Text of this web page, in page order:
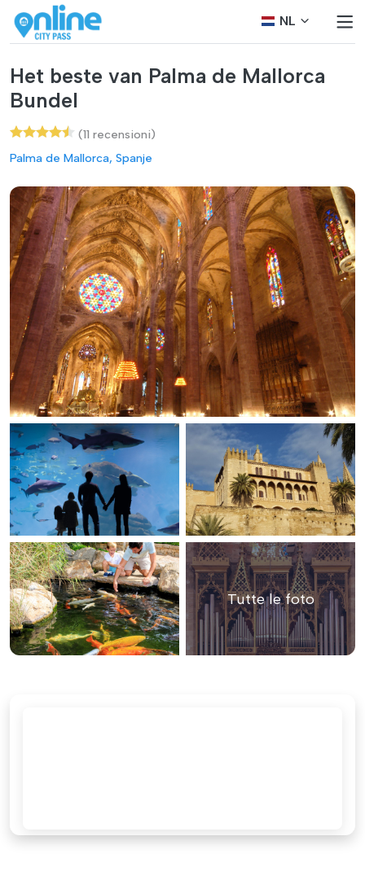
NL
Het beste van Palma de Mallorca
Bundel
(11 recensioni)
Palma de Mallorca, Spanje
Tutte le foto